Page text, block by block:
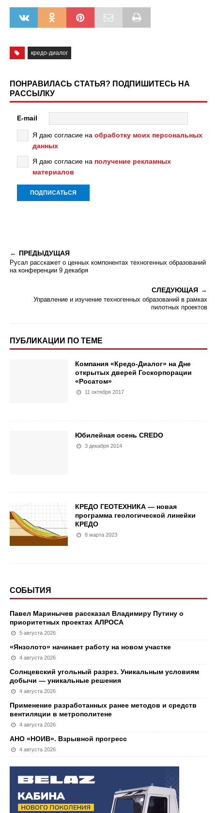
кредо-диалог
ПОНРАВИЛАСЬ СТАТЬЯ? ПОДПИШИТЕСЬ НА
РАССЫЛКУ
E-mail
Я даю согласие на обработку моих персональных
данных
Я даю согласие на получение рекламных
материалов
ПРЕДЫДУЩАЯ
Русал расскажет о ценных компонентах техногенных образований
на конференции 9 декабря
СЛЕДУЮЩАЯ
Управление и изучение техногенных образований в рамках
пилотных проектов
ПУБЛИКАЦИИ ПО ТЕМЕ
Компания «Кредо-Диалог» на Дне
открытых дверей Госкорпорации
«Росатом»
11 октября 2017
Юбилейная осень CREDO
3 декабря 2014
КРЕДО ГЕОТЕХНИКА — новая
программа геологической линейки
КРЕДО
8 марта 2023
СОБЫТИЯ
Павел Маринычев рассказал Владимиру Путину о
приоритетных проектах АЛРОСА
5 августа 2026
«Янзолото» начинает работу на новом участке
4 августа 2026
Солнцевский угольный разрез. Уникальным условиям
добычи — уникальные решения
4 августа 2026
Применение разработанных ранее методов и средств
вентиляции в метрополитене
4 августа 2026
АНО «НОИВ». Взрывной прогресс
4 августа 2026